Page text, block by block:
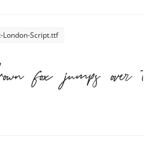
London-Script.ttf
fox jumps over